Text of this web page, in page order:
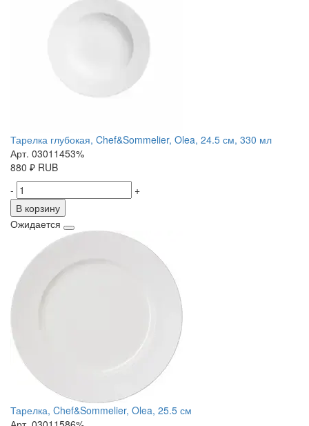
Тарелка глубокая, Chef&Sommelier, Olea, 24.5 см, 330 мл
Арт. 03011453%
880 ₽ RUB
-
+
В корзину
Ожидается
Тарелка, Chef&Sommelier, Olea, 25.5 см